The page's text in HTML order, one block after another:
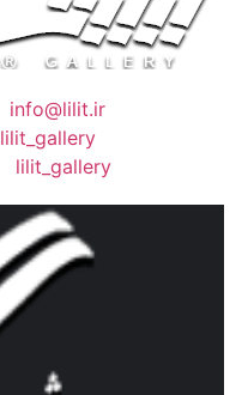
info@lilit.ir
lilit_gallery
lilit_gallery